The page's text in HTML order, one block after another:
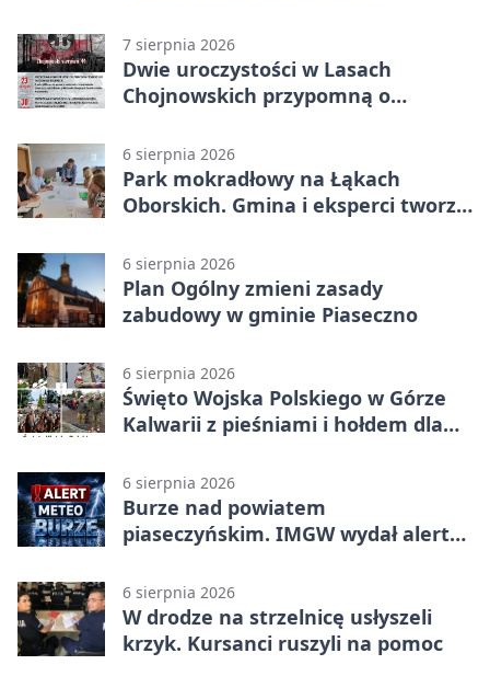
7 sierpnia 2026
Dwie uroczystości w Lasach
Chojnowskich przypomną o
6 sierpnia 2026
Park mokradłowy na Łąkach
Oborskich. Gmina i eksperci tworzą
6 sierpnia 2026
Plan Ogólny zmieni zasady
zabudowy w gminie Piaseczno
6 sierpnia 2026
Święto Wojska Polskiego w Górze
Kalwarii z pieśniami i hołdem dla
6 sierpnia 2026
Burze nad powiatem
piaseczyńskim. IMGW wydał alert
6 sierpnia 2026
W drodze na strzelnicę usłyszeli
krzyk. Kursanci ruszyli na pomoc